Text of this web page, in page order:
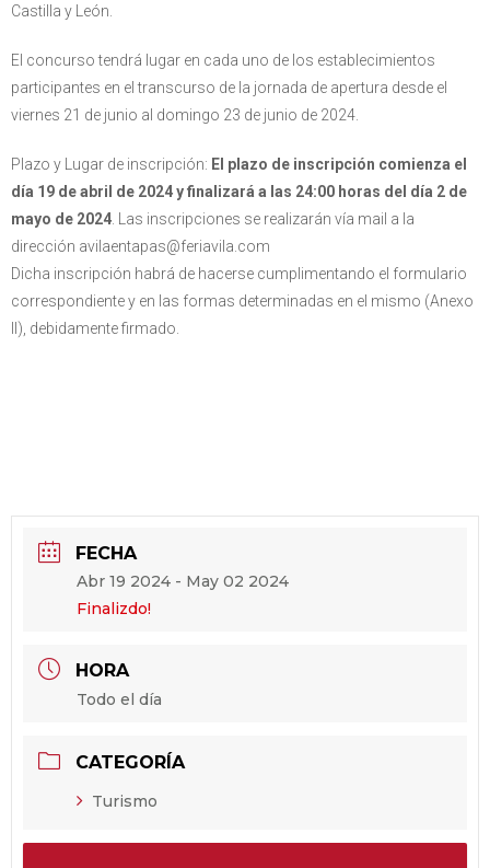
Castilla y León.
El concurso tendrá lugar en cada uno de los establecimientos
participantes en el transcurso de la jornada de apertura desde el
viernes 21 de junio al domingo 23 de junio de 2024.
Plazo y Lugar de inscripción: El plazo de inscripción comienza el
día 19 de abril de 2024 y finalizará a las 24:00 horas del día 2 de
mayo de 2024 . Las inscripciones se realizarán vía mail a la
dirección avilaentapas@feriavila.com
Dicha inscripción habrá de hacerse cumplimentando el formulario
correspondiente y en las formas determinadas en el mismo (Anexo
II), debidamente firmado.
FECHA
Abr 19 2024 - May 02 2024
Finalizdo!
HORA
Todo el día
CATEGORÍA
Turismo